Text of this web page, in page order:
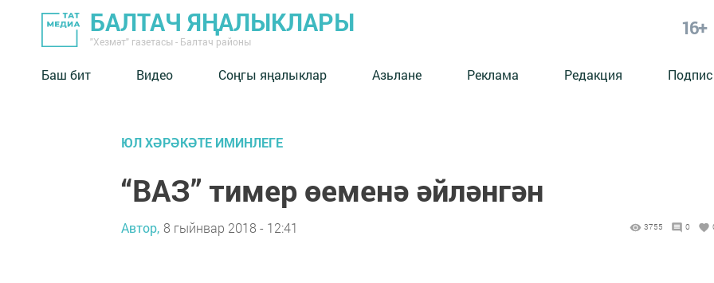
БАЛТАЧ ЯҢАЛЫКЛАРЫ
"Хезмәт" газетасы - Балтач районы
16+
Баш бит Видео Соңгы яңалыклар Азьлане Реклама Редакция
ЮЛ ХӘРӘКӘТЕ ИМИНЛЕГЕ
“ВАЗ” тимер өеменә әйләнгән
Автор, 8 гыйнвар 2018 - 12:41 3755 0